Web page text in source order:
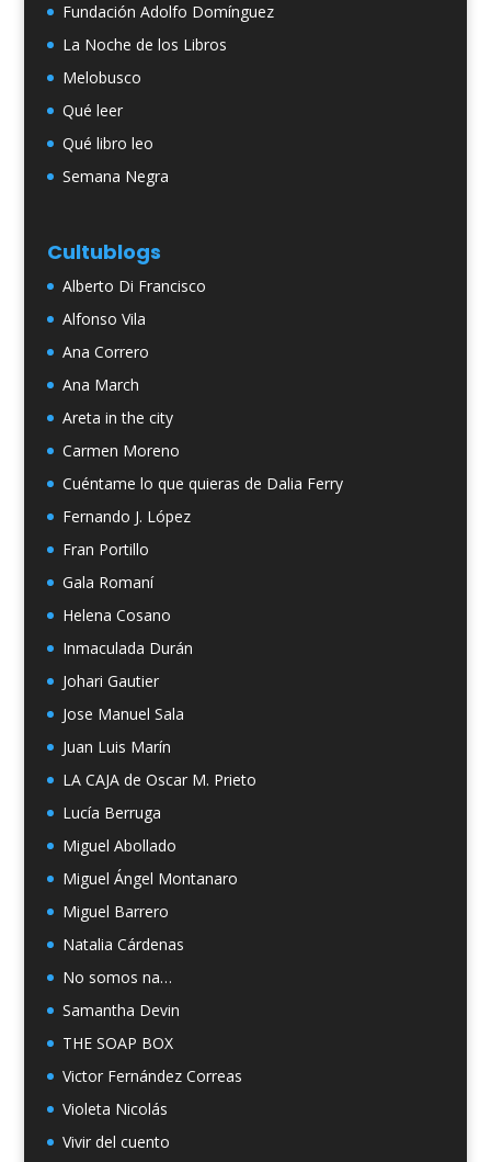
Fundación Adolfo Domínguez
La Noche de los Libros
Melobusco
Qué leer
Qué libro leo
Semana Negra
Cultublogs
Alberto Di Francisco
Alfonso Vila
Ana Correro
Ana March
Areta in the city
Carmen Moreno
Cuéntame lo que quieras de Dalia Ferry
Fernando J. López
Fran Portillo
Gala Romaní
Helena Cosano
Inmaculada Durán
Johari Gautier
Jose Manuel Sala
Juan Luis Marín
LA CAJA de Oscar M. Prieto
Lucía Berruga
Miguel Abollado
Miguel Ángel Montanaro
Miguel Barrero
Natalia Cárdenas
No somos na…
Samantha Devin
THE SOAP BOX
Victor Fernández Correas
Violeta Nicolás
Vivir del cuento